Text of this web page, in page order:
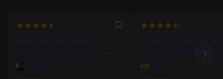
4.5 Favori
Installation des Services
Réseau sous Linux Ubuntu
Serveur
Fabrice David
4.8181818181818
Installer et manipuler un
local pour développer en
MySQL
Carl Brison